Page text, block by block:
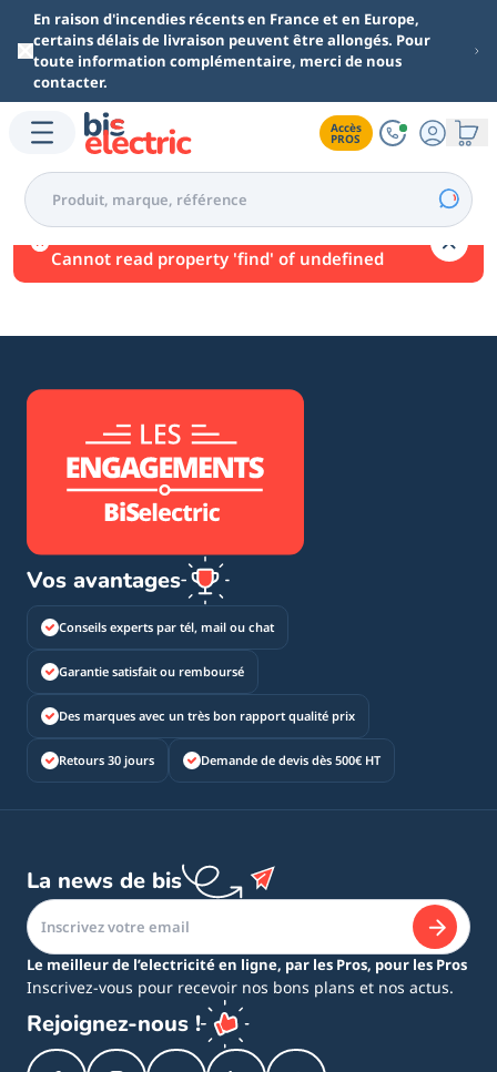
Aller au contenu principal
En raison d'incendies récents en France et en Europe,
certains délais de livraison peuvent être allongés. Pour
toute information complémentaire, merci de nous
contacter.
Accès
PROS
Une erreur est survenue.
Cannot read property 'find' of undefined
Vos avantages
Conseils experts par tél, mail ou chat
Garantie satisfait ou remboursé
Des marques avec un très bon rapport qualité prix
Retours 30 jours Demande de devis dès 500€ HT
La news de bis
Le meilleur de l’electricité en ligne, par les Pros, pour les Pros
Inscrivez-vous pour recevoir nos bons plans et nos actus.
Rejoignez-nous !